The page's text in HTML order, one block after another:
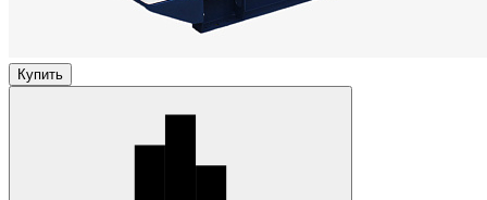
Купить